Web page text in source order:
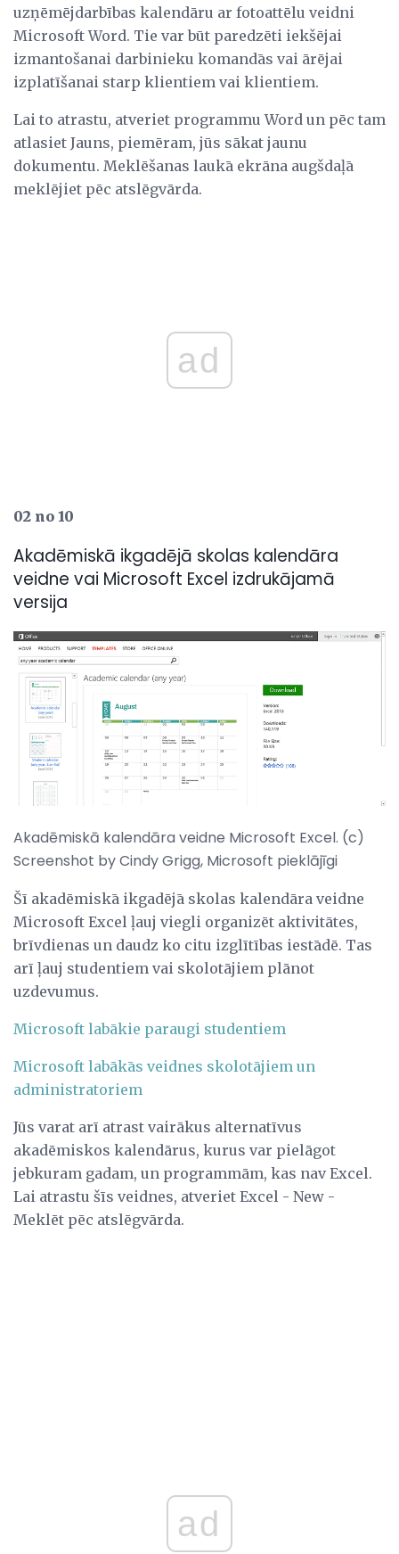
uzņēmējdarbības kalendāru ar fotoattēlu veidni
Microsoft Word. Tie var būt paredzēti iekšējai
izmantošanai darbinieku komandās vai ārējai
izplatīšanai starp klientiem vai klientiem.
Lai to atrastu, atveriet programmu Word un pēc tam
atlasiet Jauns, piemēram, jūs sākat jaunu
dokumentu. Meklēšanas laukā ekrāna augšdaļā
meklējiet pēc atslēgvārda.
ad
02 no 10
Akadēmiskā ikgadējā skolas kalendāra
veidne vai Microsoft Excel izdrukājamā
versija
Akadēmiskā kalendāra veidne Microsoft Excel. (c)
Screenshot by Cindy Grigg, Microsoft pieklājīgi
Šī akadēmiskā ikgadējā skolas kalendāra veidne
Microsoft Excel ļauj viegli organizēt aktivitātes,
brīvdienas un daudz ko citu izglītības iestādē. Tas
arī ļauj studentiem vai skolotājiem plānot
uzdevumus.
Microsoft labākie paraugi studentiem
Microsoft labākās veidnes skolotājiem un
administratoriem
Jūs varat arī atrast vairākus alternatīvus
akadēmiskos kalendārus, kurus var pielāgot
jebkuram gadam, un programmām, kas nav Excel.
Lai atrastu šīs veidnes, atveriet Excel - New -
Meklēt pēc atslēgvārda.
ad